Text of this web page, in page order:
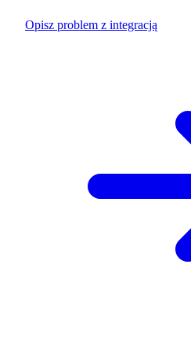
Opisz problem z integracją